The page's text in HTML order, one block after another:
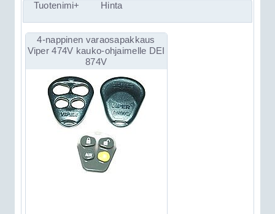
Tuotenimi+ Hinta
4-nappinen varaosapakkaus
Viper 474V kauko-ohjaimelle DEI
874V